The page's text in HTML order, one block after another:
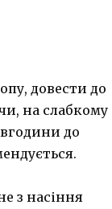
довести до
на слабкому
до
з насіння